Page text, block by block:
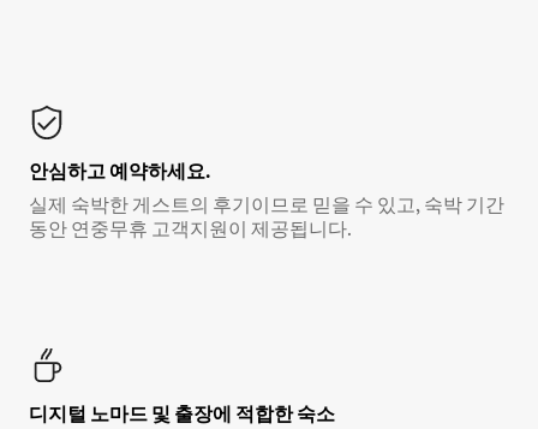
안심하고 예약하세요.
실제 숙박한 게스트의 후기이므로 믿을 수 있고, 숙박 기간
동안 연중무휴 고객지원이 제공됩니다.
디지털 노마드 및 출장에 적합한 숙소